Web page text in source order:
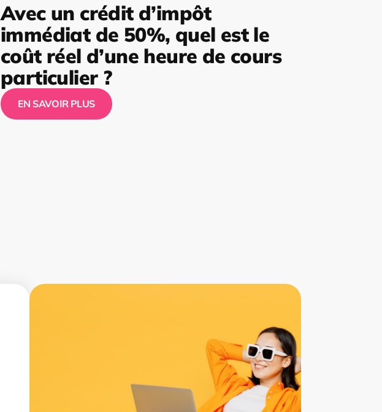
Avec un crédit d’impôt
immédiat de 50%, quel est le
coût réel d’une heure de cours
particulier ?
EN SAVOIR PLUS